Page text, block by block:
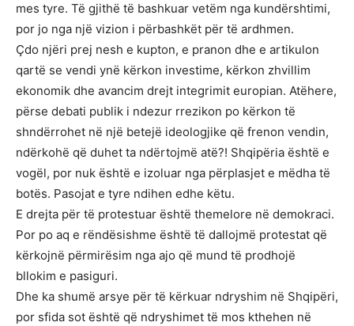
mes tyre. Të gjithë të bashkuar vetëm nga kundërshtimi,
por jo nga një vizion i përbashkët për të ardhmen.
Çdo njëri prej nesh e kupton, e pranon dhe e artikulon
qartë se vendi ynë kërkon investime, kërkon zhvillim
ekonomik dhe avancim drejt integrimit europian. Atëhere,
përse debati publik i ndezur rrezikon po kërkon të
shndërrohet në një betejë ideologjike që frenon vendin,
ndërkohë që duhet ta ndërtojmë atë?! Shqipëria është e
vogël, por nuk është e izoluar nga përplasjet e mëdha të
botës. Pasojat e tyre ndihen edhe këtu.
E drejta për të protestuar është themelore në demokraci.
Por po aq e rëndësishme është të dallojmë protestat që
kërkojnë përmirësim nga ajo që mund të prodhojë
bllokim e pasiguri.
Dhe ka shumë arsye për të kërkuar ndryshim në Shqipëri,
por sfida sot është që ndryshimet të mos kthehen në